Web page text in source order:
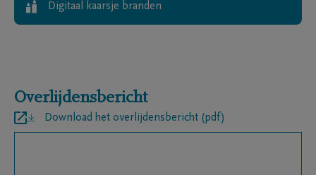
Digitaal kaarsje branden
Overlijdensbericht
Download het overlijdensbericht (pdf)